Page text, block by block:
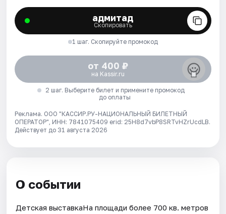
адмитад
Скопировать
1 шаг. Скопируйте промокод
от 400 ₽
на Kassir.ru
2 шаг. Выберите билет и примените промокод
до оплаты
Реклама. ООО "КАССИР.РУ-НАЦИОНАЛЬНЫЙ БИЛЕТНЫЙ
ОПЕРАТОР", ИНН: 7841075409 erid: 25H8d7vbP8SRTvHZrUcdLB.
Действует до 31 августа 2026
О событии
Детская выставкаНа площади более 700 кв. метров